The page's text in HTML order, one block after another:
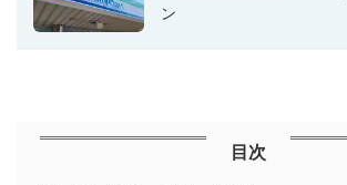
ン
目次